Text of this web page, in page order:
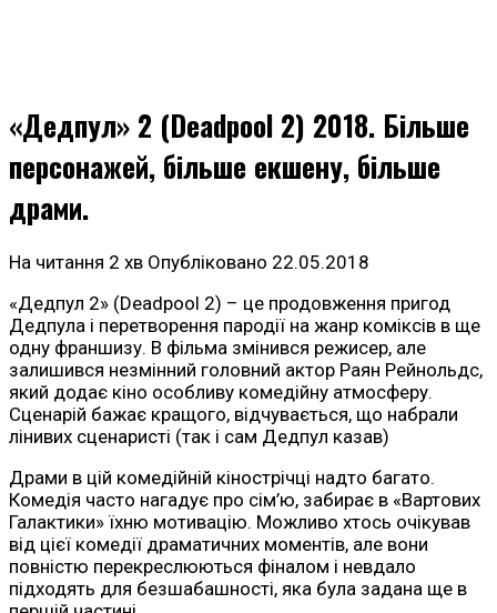
«Дедпул» 2 (Deadpool 2) 2018. Більше
персонажей, більше екшену, більше
драми.
На читання 2 хв Опубліковано 22.05.2018
«Дедпул 2» (Deadpool 2) – це продовження пригод
Дедпула і перетворення пародії на жанр коміксів в ще
одну франшизу. В фільма змінився режисер, але
залишився незмінний головний актор Раян Рейнольдс,
який додає кіно особливу комедійну атмосферу.
Сценарій бажає кращого, відчувається, що набрали
лінивих сценаристі (так і сам Дедпул казав)
Драми в цій комедійній кінострічці надто багато.
Комедія часто нагадує про сім’ю, забирає в «Вартових
Галактики» їхню мотивацію. Можливо хтось очікував
від цієї комедії драматичних моментів, але вони
повністю перекреслюються фіналом і невдало
підходять для безшабашності, яка була задана ще в